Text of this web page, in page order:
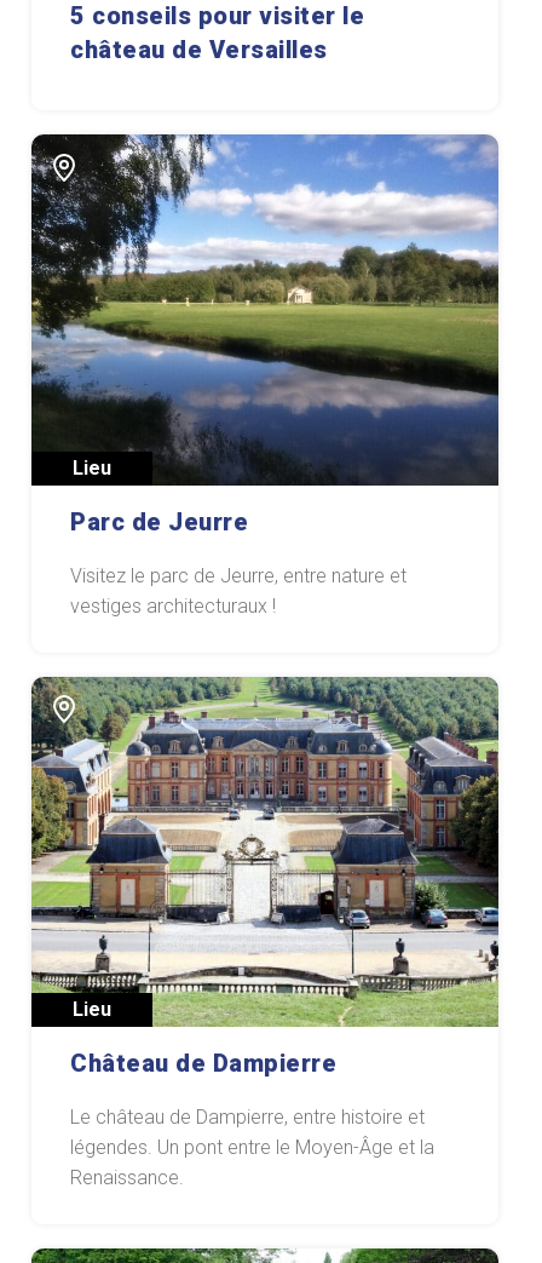
5 conseils pour visiter le
château de Versailles
Lieu
Parc de Jeurre
Visitez le parc de Jeurre, entre nature et
vestiges architecturaux !
Lieu
Château de Dampierre
Le château de Dampierre, entre histoire et
légendes. Un pont entre le Moyen-Âge et la
Renaissance.